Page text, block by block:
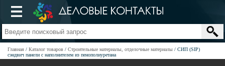
Главная Каталог товаров Строительные материалы, отделочные материалы
СИП (SIP)
сэндвич панели с наполнителем из пенополиуретана